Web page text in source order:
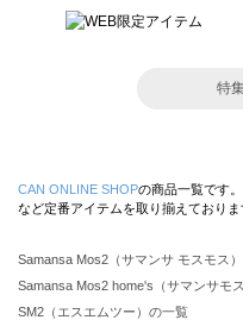
特
CAN ONLINE SHOPの商品一覧です。
など定番アイテムを取り揃えておりま
Samansa Mos2（サマンサ モスモス
Samansa Mos2 home's（サマンサモ
SM2（エスエムツー）の一覧